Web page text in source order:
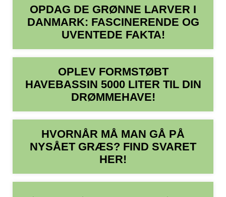
OPDAG DE GRØNNE LARVER I
DANMARK: FASCINERENDE OG
UVENTEDE FAKTA!
OPLEV FORMSTØBT
HAVEBASSIN 5000 LITER TIL DIN
DRØMMEHAVE!
HVORNÅR MÅ MAN GÅ PÅ
NYSÅET GRÆS? FIND SVARET
HER!